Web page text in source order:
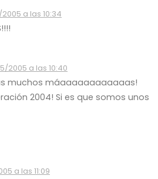
2005 a las 10:34
2005 a las 10:40
muchos máaaaaaaaaaaaas!
2004! Si es que somos unos
a las 11:09